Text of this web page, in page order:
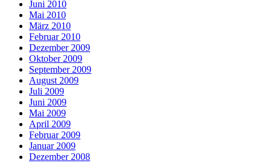
Juni 2010
Mai 2010
März 2010
Februar 2010
Dezember 2009
Oktober 2009
September 2009
August 2009
Juli 2009
Juni 2009
Mai 2009
April 2009
Februar 2009
Januar 2009
Dezember 2008